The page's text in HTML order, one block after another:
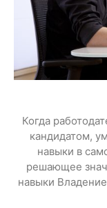
Когда
кандидатом,
навыки в
решающее
навыки